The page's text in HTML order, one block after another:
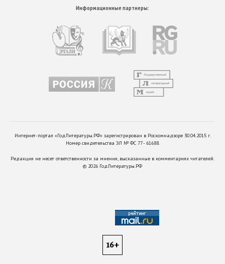
Информационные партнеры:
Интернет-портал «ГодЛитературы.РФ» зарегистрирован в Роскомнадзоре 30.04.2015 г.
Номер свидетельства ЭЛ № ФС 77 - 61688.
Редакция не несет ответственности за мнения, высказанные в комментариях читателей.
© 2026 ГодЛитературы.РФ
16+